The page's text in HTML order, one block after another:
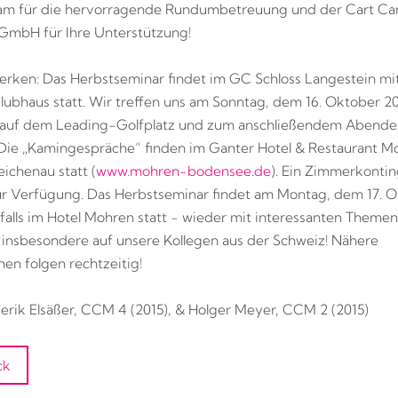
für die hervorragende Rundumbetreuung und der Cart
für Ihre Unterstützung!
Das Herbstseminar findet im GC Schloss Langestein
statt. Wir treffen uns am Sonntag, dem 16. Oktober
dem Leading-Golfplatz und zum anschließendem
„Kamingespräche“ finden im Ganter Hotel & Restaurant
statt (www.mohren-bodensee.de). Ein
Verfügung. Das Herbstseminar findet am Montag, dem 17.
im Hotel Mohren statt - wieder mit interessanten
auf unsere Kollegen aus der Schweiz! Nähere
folgen rechtzeitig!
Elsäßer, CCM 4 (2015), & Holger Meyer, CCM 2 (2015)